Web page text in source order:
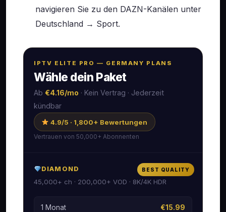
navigieren Sie zu den DAZN-Kanälen unter
Deutschland → Sport.
IPTV ELITE PRO — GERMANY PLANS
Wähle dein Paket
Ab €4.16/mo · Kein Vertrag · Jederzeit
kündbar
4.9/5 · 1,800+ Bewertungen
Vertrauen von 50,000+ Abonnenten
BEST QUALITY
DIAMOND
45,000+ ch · 200,000+ VOD · 8K/4K HDR
1 Monat €15.99